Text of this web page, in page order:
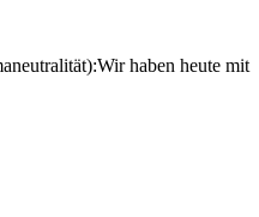
haben heute mit